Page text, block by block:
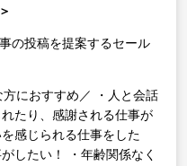
の投稿を提案するセール
方におすすめ／
・人と会話
れたり、感謝される仕事が
感じられる仕事をした
したい！
・年齢関係なく